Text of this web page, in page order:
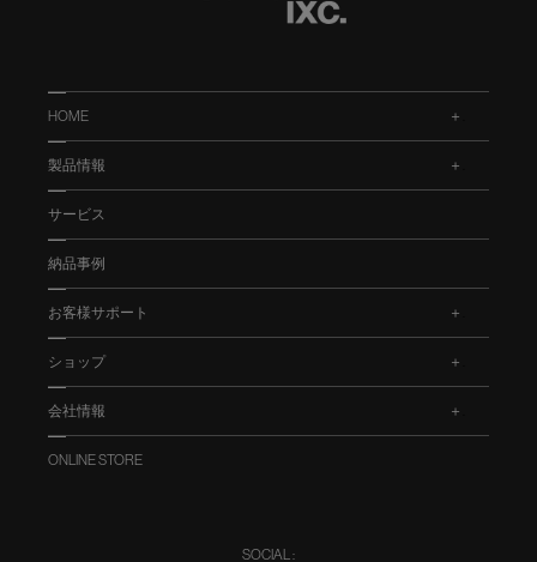
HOME
製品情報
サービス
納品事例
お客様サポート
ショップ
会社情報
ONLINE STORE
SOCIAL :